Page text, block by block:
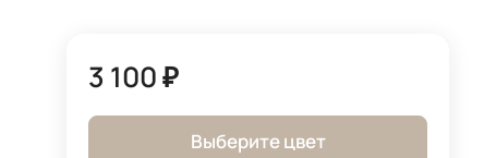
3 100 ₽
Выберите цвет